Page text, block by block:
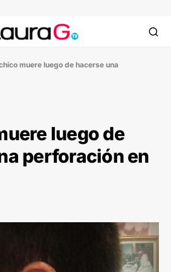
muere luego de hacerse una
luego de
perforación en